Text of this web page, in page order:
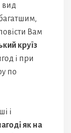
вид
Вам
круїз
і при
по
і
як на